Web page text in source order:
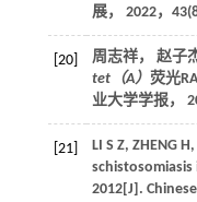
展， 2022， 43
[20]
周志祥， 赵子
tet（A） 荧光
业大学学报，
[21] LI S Z, ZHENG H,
schistosomiasis
2012[J].